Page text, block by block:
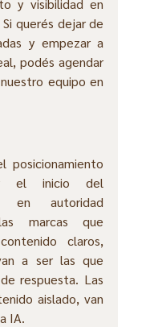
y visibilidad en
querés dejar de
y empezar a
podés agendar
posicionamiento
el inicio del
en autoridad
marcas que
claros,
a ser las que
respuesta. Las
aislado, van
IA.